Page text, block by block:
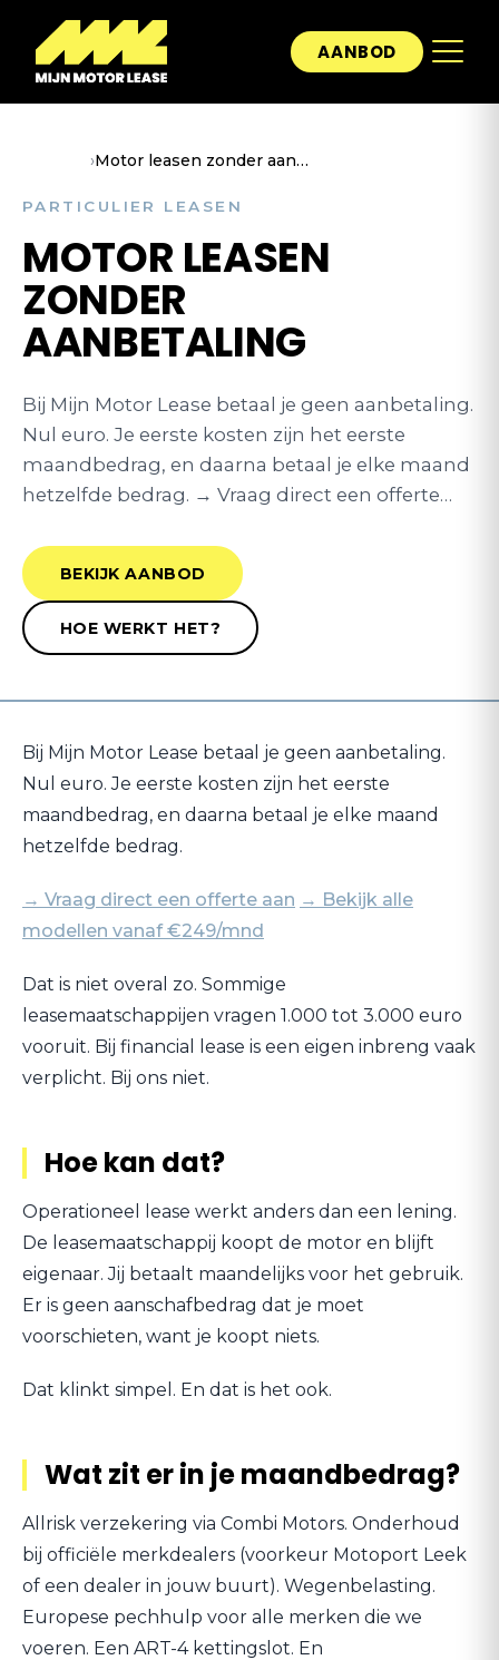
AANBOD
› Motor leasen zonder aanbetaling
PARTICULIER LEASEN
MOTOR LEASEN
ZONDER
AANBETALING
Bij Mijn Motor Lease betaal je geen aanbetaling.
Nul euro. Je eerste kosten zijn het eerste
maandbedrag, en daarna betaal je elke maand
hetzelfde bedrag. → Vraag direct een offerte…
BEKIJK AANBOD
HOE WERKT HET?
Bij Mijn Motor Lease betaal je geen aanbetaling.
Nul euro. Je eerste kosten zijn het eerste
maandbedrag, en daarna betaal je elke maand
hetzelfde bedrag.
→ Vraag direct een offerte aan → Bekijk alle
modellen vanaf €249/mnd
Dat is niet overal zo. Sommige
leasemaatschappijen vragen 1.000 tot 3.000 euro
vooruit. Bij financial lease is een eigen inbreng vaak
verplicht. Bij ons niet.
Hoe kan dat?
Operationeel lease werkt anders dan een lening.
De leasemaatschappij koopt de motor en blijft
eigenaar. Jij betaalt maandelijks voor het gebruik.
Er is geen aanschafbedrag dat je moet
voorschieten, want je koopt niets.
Dat klinkt simpel. En dat is het ook.
Wat zit er in je maandbedrag?
Allrisk verzekering via Combi Motors. Onderhoud
bij officiële merkdealers (voorkeur Motoport Leek
of een dealer in jouw buurt). Wegenbelasting.
Europese pechhulp voor alle merken die we
voeren. Een ART-4 kettingslot. En